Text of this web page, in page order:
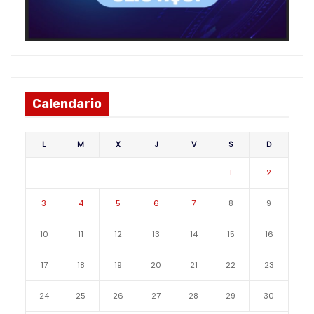
Calendario
L M X J V S D
1 2
3 4 5 6 7 8 9
10 11 12 13 14 15 16
17 18 19 20 21 22 23
24 25 26 27 28 29 30